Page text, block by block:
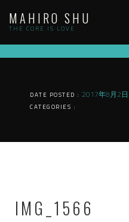
content
MAHIRO SHU
THE CORE IS LOVE
DATE POSTED : 2017年8月2日
CATEGORIES :
IMG_1566